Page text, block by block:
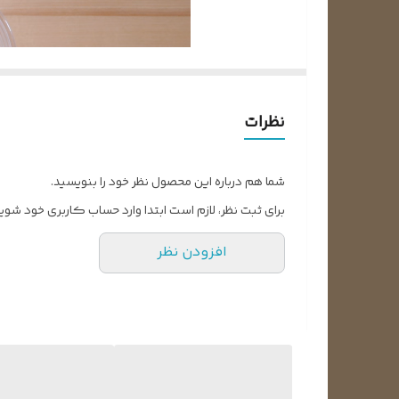
نظرات
شما هم درباره این محصول نظر خود را بنویسید.
برای ثبت نظر، لازم است ابتدا وارد حساب کاربری خود
افزودن نظر